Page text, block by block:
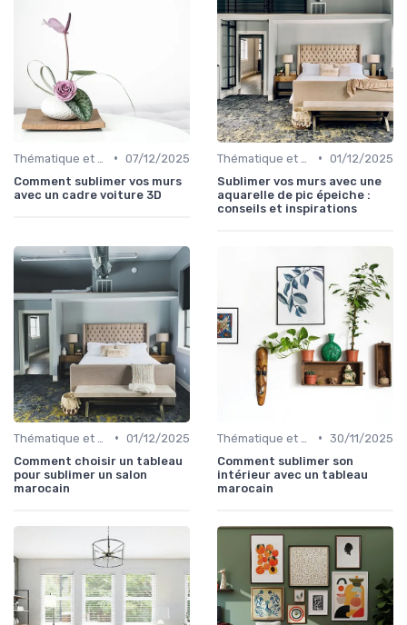
• 07/12/2025
Comment sublimer vos murs
avec un cadre voiture 3D
• 01/12/2025
Sublimer vos murs avec une
aquarelle de pic épeiche :
conseils et inspirations
• 01/12/2025
Comment choisir un tableau
pour sublimer un salon
marocain
• 30/11/2025
Comment sublimer son
intérieur avec un tableau
marocain